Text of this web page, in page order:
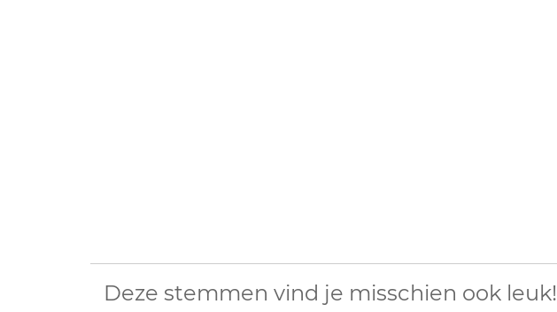
Deze stemmen vind je misschien ook leuk!